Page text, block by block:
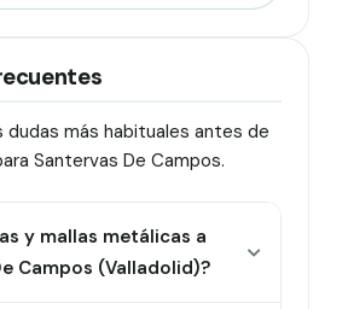
dudas más habituales antes de
Santervas De Campos.
y mallas metálicas a
Campos (Valladolid)?